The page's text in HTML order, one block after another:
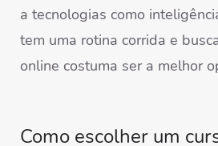
a tecnologias como
tem uma rotina corrida e
online costuma ser a melhor
Como escolher um